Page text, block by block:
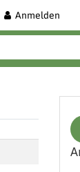
Anmelden